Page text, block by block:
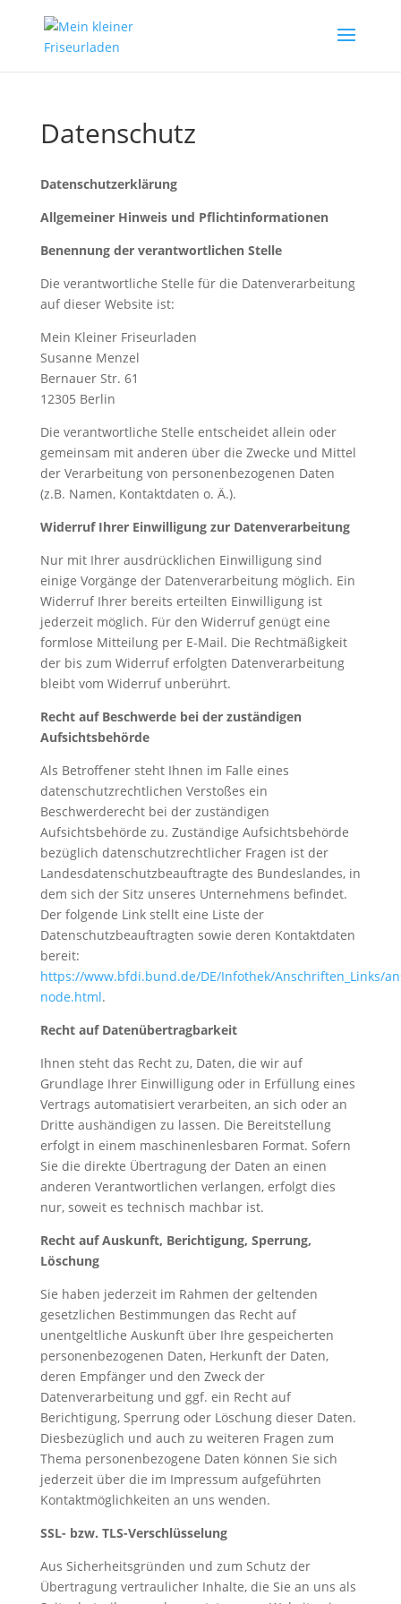
Datenschutz
Datenschutzerklärung
Allgemeiner Hinweis und Pflichtinformationen
Benennung der verantwortlichen Stelle
Die verantwortliche Stelle für die Datenverarbeitung
auf dieser Website ist:
Mein Kleiner Friseurladen
Susanne Menzel
Bernauer Str. 61
12305 Berlin
Die verantwortliche Stelle entscheidet allein oder
gemeinsam mit anderen über die Zwecke und Mittel
der Verarbeitung von personenbezogenen Daten
(z.B. Namen, Kontaktdaten o. Ä.).
Widerruf Ihrer Einwilligung zur Datenverarbeitung
Nur mit Ihrer ausdrücklichen Einwilligung sind
einige Vorgänge der Datenverarbeitung möglich. Ein
Widerruf Ihrer bereits erteilten Einwilligung ist
jederzeit möglich. Für den Widerruf genügt eine
formlose Mitteilung per E-Mail. Die Rechtmäßigkeit
der bis zum Widerruf erfolgten Datenverarbeitung
bleibt vom Widerruf unberührt.
Recht auf Beschwerde bei der zuständigen
Aufsichtsbehörde
Als Betroffener steht Ihnen im Falle eines
datenschutzrechtlichen Verstoßes ein
Beschwerderecht bei der zuständigen
Aufsichtsbehörde zu. Zuständige Aufsichtsbehörde
bezüglich datenschutzrechtlicher Fragen ist der
Landesdatenschutzbeauftragte des Bundeslandes, in
dem sich der Sitz unseres Unternehmens befindet.
Der folgende Link stellt eine Liste der
Datenschutzbeauftragten sowie deren Kontaktdaten
bereit:
https://www.bfdi.bund.de/DE/Infothek/Anschriften_Links/
node.html.
Recht auf Datenübertragbarkeit
Ihnen steht das Recht zu, Daten, die wir auf
Grundlage Ihrer Einwilligung oder in Erfüllung eines
Vertrags automatisiert verarbeiten, an sich oder an
Dritte aushändigen zu lassen. Die Bereitstellung
erfolgt in einem maschinenlesbaren Format. Sofern
Sie die direkte Übertragung der Daten an einen
anderen Verantwortlichen verlangen, erfolgt dies
nur, soweit es technisch machbar ist.
Recht auf Auskunft, Berichtigung, Sperrung,
Löschung
Sie haben jederzeit im Rahmen der geltenden
gesetzlichen Bestimmungen das Recht auf
unentgeltliche Auskunft über Ihre gespeicherten
personenbezogenen Daten, Herkunft der Daten,
deren Empfänger und den Zweck der
Datenverarbeitung und ggf. ein Recht auf
Berichtigung, Sperrung oder Löschung dieser Daten.
Diesbezüglich und auch zu weiteren Fragen zum
Thema personenbezogene Daten können Sie sich
jederzeit über die im Impressum aufgeführten
Kontaktmöglichkeiten an uns wenden.
SSL- bzw. TLS-Verschlüsselung
Aus Sicherheitsgründen und zum Schutz der
Übertragung vertraulicher Inhalte, die Sie an uns als